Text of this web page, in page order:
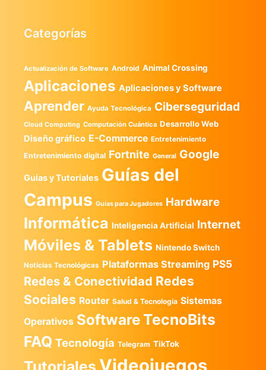
Categorías
Actualización de Software Android Animal Crossing
Aplicaciones Aplicaciones y Software
Aprender Ayuda Tecnológica Ciberseguridad
Cloud Computing Computación Cuántica Desarrollo Web
Diseño gráfico E-Commerce Entretenimiento
Entretenimiento digital Fortnite General Google
Guias y Tutoriales Guías del
Campus Guías para Jugadores Hardware
Informática Inteligencia Artificial Internet
Móviles & Tablets Nintendo Switch
Noticias Tecnológicas Plataformas Streaming PS5
Redes & Conectividad Redes
Sociales Router Salud & Tecnología Sistemas
Operativos SoftwareTecnoBits
FAQ Tecnología Telegram TikTok
Tutoriales Videojuegos